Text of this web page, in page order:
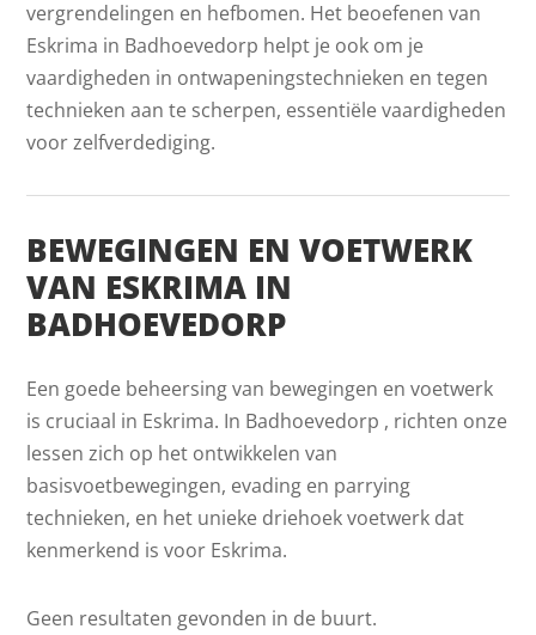
vergrendelingen en hefbomen. Het beoefenen van
Eskrima in Badhoevedorp helpt je ook om je
vaardigheden in ontwapeningstechnieken en tegen
technieken aan te scherpen, essentiële vaardigheden
voor zelfverdediging.
BEWEGINGEN EN VOETWERK
VAN ESKRIMA IN
BADHOEVEDORP
Een goede beheersing van bewegingen en voetwerk
is cruciaal in Eskrima. In Badhoevedorp , richten onze
lessen zich op het ontwikkelen van
basisvoetbewegingen, evading en parrying
technieken, en het unieke driehoek voetwerk dat
kenmerkend is voor Eskrima.
Geen resultaten gevonden in de buurt.